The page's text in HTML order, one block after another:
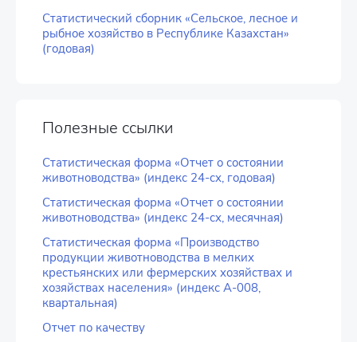
Статистический сборник «Сельское, лесное и
рыбное хозяйство в Республике Казахстан»
(годовая)
Полезные ссылки
Статистическая форма «Отчет о состоянии
животноводства» (индекс 24-сх, годовая)
Статистическая форма «Отчет о состоянии
животноводства» (индекс 24-сх, месячная)
Статистическая форма «Производство
продукции животноводства в мелких
крестьянских или фермерских хозяйствах и
хозяйствах населения» (индекс А-008,
квартальная)
Отчет по качеству